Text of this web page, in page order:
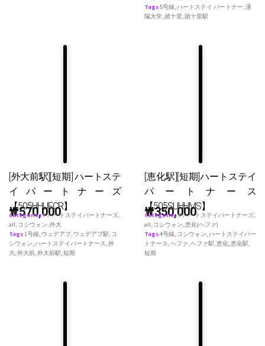
Tags 5号線 ハートステイ パートナー 漢
陽大学 踏十里 踏十里駅
[外大前駅][短期] ハートステ
イパートナーズ
【505HHUFCR】
₩570,000
Categories♥ ハートステイパートナーズ,
all, コシウォン,外大
Tags1号線, ウェデアプ, ウェデアプ駅, コ
シウォン,ハートステイパートナース,外
大,外大前,外大前駅,短期
[恵化駅][短期]ハートステイ
パートナース
【505SUHHMS】
₩350,000
Categories♥ ハートステイパートナーズ,
all, コシウォン,恵化(ヘファ)
Tags4号線, コシウォン,ハートステイパー
トナース,ヘファ,ヘファ駅,恵化,恵化駅,
短期